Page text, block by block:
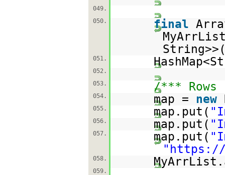
049.
050.
final
051.
052.
053.
/***
054. map = new
055. map.put(
056. map.put(
057. map.put(
" https://
058.
059.